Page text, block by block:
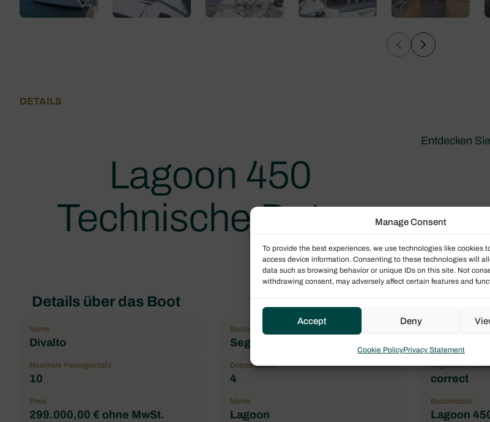
Manage Consent
To provide the best experiences, we use technologies like cookies
access device information. Consenting to these technologies will
data such as browsing behavior or unique IDs on this site. Not
withdrawing consent, may adversely affect certain features and
Accept Deny
Cookie PolicyPrivacy Statement
DETAILS
Lagoon 450
Technische Daten
Entdecken
Details über das Boot
Name
Divalto
Bootstyp
Segelkatamarane
Maximale Passagierzahl
10
Doppelkabine
4
Allgemeiner
correct
Preis
299.000,00 € ohne MwSt.
Marke
Lagoon
Bootsmodell
Lagoon